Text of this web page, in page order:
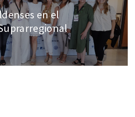
en el